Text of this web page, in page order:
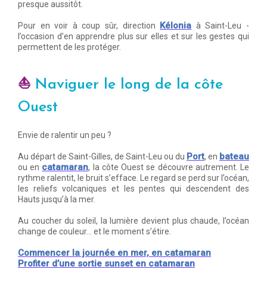
presque aussitôt.
Pour en voir à coup sûr, direction Kélonia à Saint-Leu -
l’occasion d’en apprendre plus sur elles et sur les gestes qui
permettent de les protéger.
⛵ Naviguer le long de la côte
Ouest
Envie de ralentir un peu ?
Au départ de Saint-Gilles, de Saint-Leu ou du Port, en bateau
ou en catamaran, la côte Ouest se découvre autrement. Le
rythme ralentit, le bruit s’efface. Le regard se perd sur l’océan,
les reliefs volcaniques et les pentes qui descendent des
Hauts jusqu’à la mer.
Au coucher du soleil, la lumière devient plus chaude, l’océan
change de couleur… et le moment s’étire.
Commencer la journée en mer, en catamaran
Profiter d’une sortie sunset en catamaran